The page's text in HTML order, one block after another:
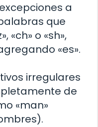
a
que
«ch» o «sh»,
«es».
irregulares
de
«man»